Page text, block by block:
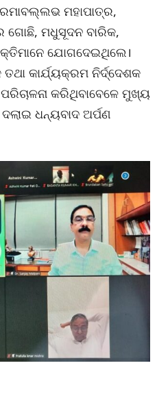
ମହାପାତ୍ର,
ଗୋଛି, ମଧୁସୂଦନ ବାରିକ,
ଯୋଗଦେଇଥିଲେ।
କାର୍ଯ୍ୟକ୍ରମ ନିର୍ଦ୍ଦେଶକ
କରିଥିବାବେଳେ ମୁଖ୍ୟ
ଧନ୍ୟବାଦ ଅର୍ପଣ